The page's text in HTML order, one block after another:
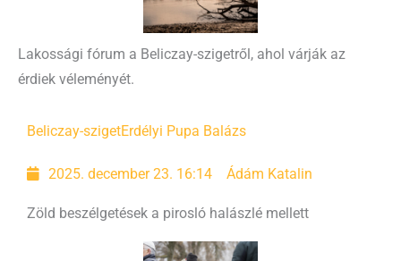
Lakossági fórum a Beliczay-szigetről, ahol várják az
érdiek véleményét.
Beliczay-szigetErdélyi Pupa Balázs
2025. december 23. 16:14 Ádám Katalin
Zöld beszélgetések a pirosló halászlé mellett